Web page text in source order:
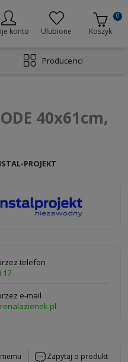
konto Ulubione Koszyk
0
Producenci
40x61cm,
PROJEKT
telefon
17
e-mail
zapytaj o produkt